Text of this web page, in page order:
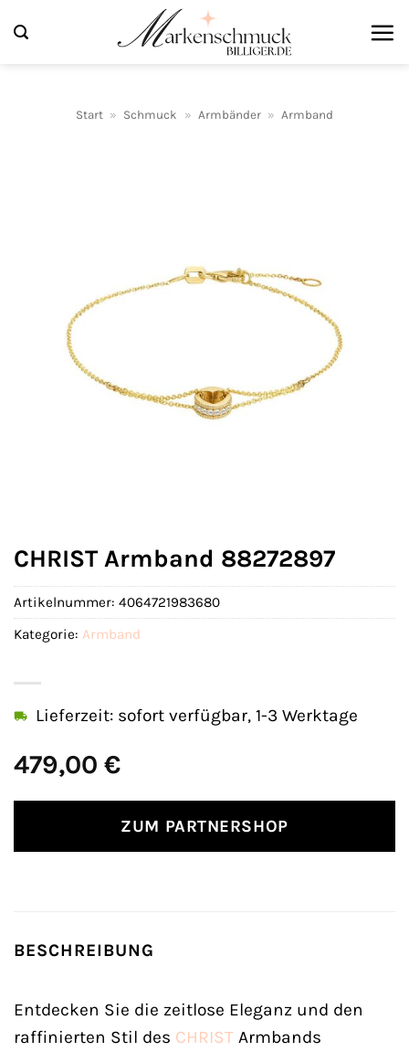
Inhalt
Start » Schmuck » Armbänder » Armband
CHRIST Armband 88272897
479,00 €
Lieferzeit: sofort verfügbar, 1-3 Werktage
ZUM PARTNERSHOP
Artikelnummer: 4064721983680
Kategorie: Armband
BESCHREIBUNG
Entdecken Sie die zeitlose Eleganz und den
raffinierten Stil des CHRIST Armbands